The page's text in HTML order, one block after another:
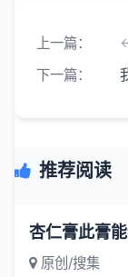
上一篇：
下一篇：
推荐阅读
杏仁膏此膏
原创/搜集